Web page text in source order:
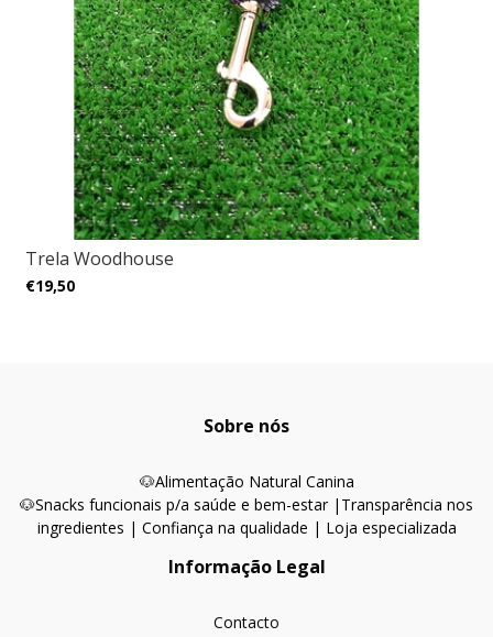
Trela Woodhouse
€19,50
Sobre nós
🐶Alimentação Natural Canina
🐶Snacks funcionais p/a saúde e bem-estar | Transparência nos
ingredientes | Confiança na qualidade | Loja especializada
Informação Legal
Contacto